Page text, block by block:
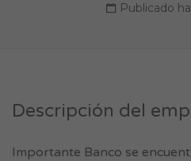
Publicado
Descripción del
Importante Banco se